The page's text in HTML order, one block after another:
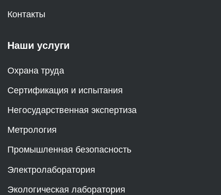
Контакты
Наши услуги
Охрана труда
Сертификация и испытания
Негосударственная экспертиза
Метрология
Промышленная безопасность
Электролаборатория
Экологическая лаборатория